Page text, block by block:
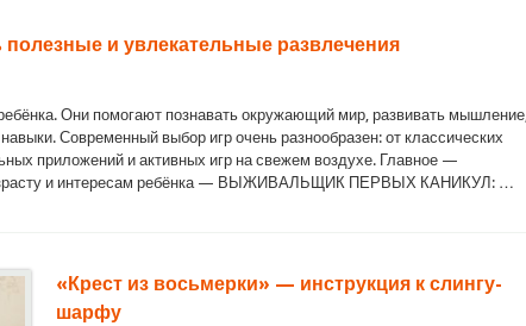
и увлекательные развлечения
Они помогают познавать окружающий мир, развивать мышление,
Современный выбор игр очень разнообразен: от классических
приложений и активных игр на свежем воздухе. Главное —
и интересам ребёнка — ВЫЖИВАЛЬЩИК ПЕРВЫХ КАНИКУЛ: …
«Крест из восьмерки» — инструкция к слингу-
шарфу